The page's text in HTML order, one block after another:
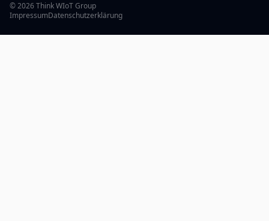
© 2026 Think WIoT Group
ImpressumDatenschutzerklärung